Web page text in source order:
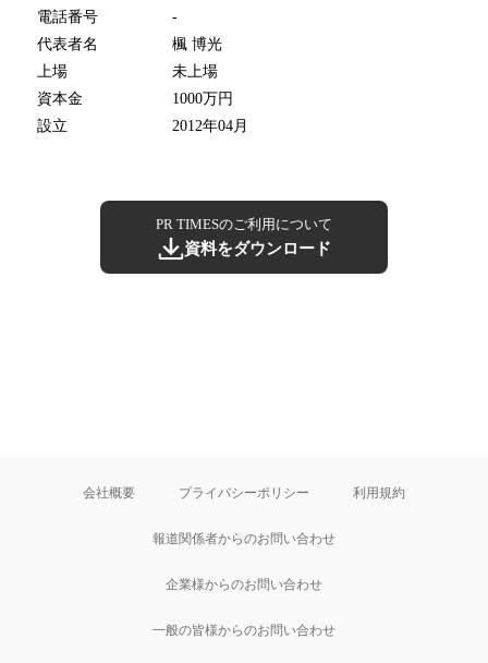
電話番号
-
代表者名
楓 博光
上場
未上場
資本金
1000万円
設立
2012年04月
PR TIMESのご利用について
資料をダウンロード
会社概要 プライバシーポリシー 利用規約
報道関係者からのお問い合わせ
企業様からのお問い合わせ
一般の皆様からのお問い合わせ